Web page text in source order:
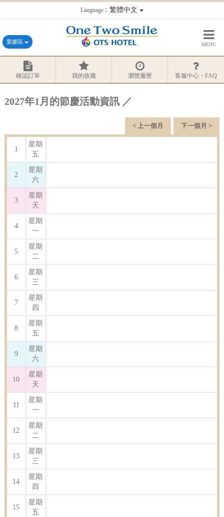
Language：繁體中文
愛媛區 MENU
確認訂單 我的收藏 瀏覽履歷 客服中心・FAQ
2027年1月的節慶活動資訊 ／
下一個月 >
< 上一個月
1
星期
五
2
星期
六
3
星期
天
4
星期
一
5
星期
二
6
星期
三
7
星期
四
8
星期
五
9
星期
六
10
星期
天
11
星期
一
12
星期
二
13
星期
三
14
星期
四
15
星期
五